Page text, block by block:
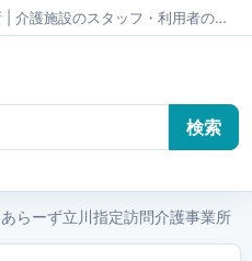
けあらーず立川指定訪問介護事業所 | 介護施設のスタッフ・利用者のクチコミ かいごちゃんねる
らーず立川指定訪問介護事業所